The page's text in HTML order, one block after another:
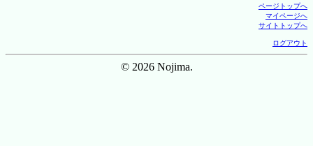
ページトップへ
マイページへ
サイトトップへ
ログアウト
© 2026 Nojima.